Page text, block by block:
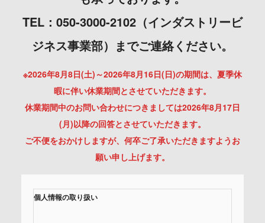
TEL：050-3000-2102（インダストリービ
ジネス事業部）までご連絡ください。
※2026年8月8日(土)～2026年8月16日(日)の期間は、夏季休
暇に伴い休業期間とさせていただきます。
休業期間中のお問い合わせにつきましては2026年8月17日
(月)以降の回答とさせていただきます。
ご不便をおかけしますが、何卒ご了承いただきますようお
願い申し上げます。
個人情報の取り扱い